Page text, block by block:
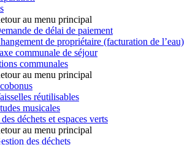
au menu principal
de délai de paiement
de propriétaire (facturation de l’eau)
communale de séjour
communales
au menu principal
réutilisables
musicales
déchets et espaces verts
au menu principal
des déchets